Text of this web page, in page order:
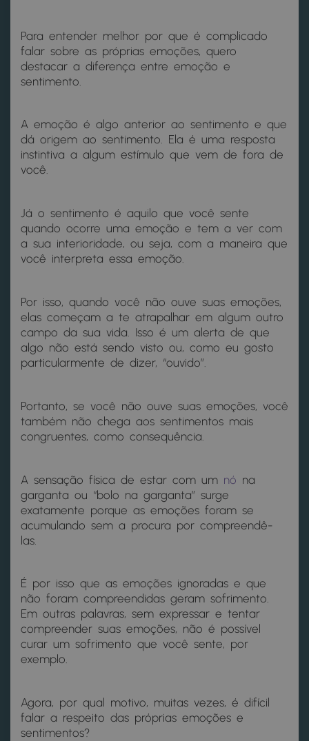
Para entender melhor por que é complicado
falar sobre as próprias emoções, quero
destacar a diferença entre emoção e
sentimento.
A emoção é algo anterior ao sentimento e que
dá origem ao sentimento. Ela é uma resposta
instintiva a algum estímulo que vem de fora de
você.
Já o sentimento é aquilo que você sente
quando ocorre uma emoção e tem a ver com
a sua interioridade, ou seja, com a maneira que
você interpreta essa emoção.
Por isso, quando você não ouve suas emoções,
elas começam a te atrapalhar em algum outro
campo da sua vida. Isso é um alerta de que
algo não está sendo visto ou, como eu gosto
particularmente de dizer, “ouvido”.
Portanto, se você não ouve suas emoções, você
também não chega aos sentimentos mais
congruentes, como consequência.
A sensação física de estar com um nó na
garganta ou “bolo na garganta” surge
exatamente porque as emoções foram se
acumulando sem a procura por compreendê-
las.
É por isso que as emoções ignoradas e que
não foram compreendidas geram sofrimento.
Em outras palavras, sem expressar e tentar
compreender suas emoções, não é possível
curar um sofrimento que você sente, por
exemplo.
Agora, por qual motivo, muitas vezes, é difícil
falar a respeito das próprias emoções e
sentimentos?